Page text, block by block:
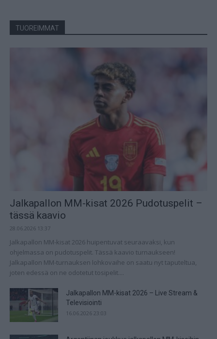
TUOREIMMAT
Jalkapallon MM-kisat 2026 Pudotuspelit –
tässä kaavio
28.06.2026 13:37
Jalkapallon MM-kisat 2026 huipentuvat seuraavaksi, kun
ohjelmassa on pudotuspelit. Tässä kaavio turnaukseen!
Jalkapallon MM-turnauksen lohkovaihe on saatu nyt taputeltua,
joten edessä on ne odotetut tosipelit....
Jalkapallon MM-kisat 2026 – Live Stream &
Televisiointi
16.06.2026 23:03